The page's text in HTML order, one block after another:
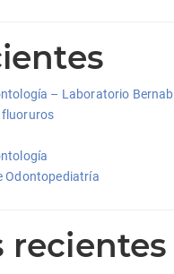
– Laboratorio
fluoruros
Odontopediatría
recientes